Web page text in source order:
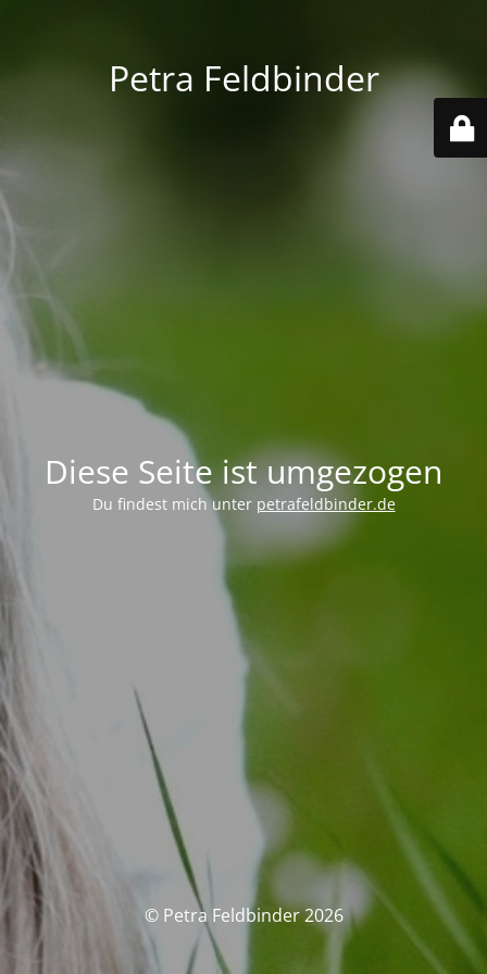
Petra Feldbinder
Diese Seite ist umgezogen
Du findest mich unter petrafeldbinder.de
© Petra Feldbinder 2026